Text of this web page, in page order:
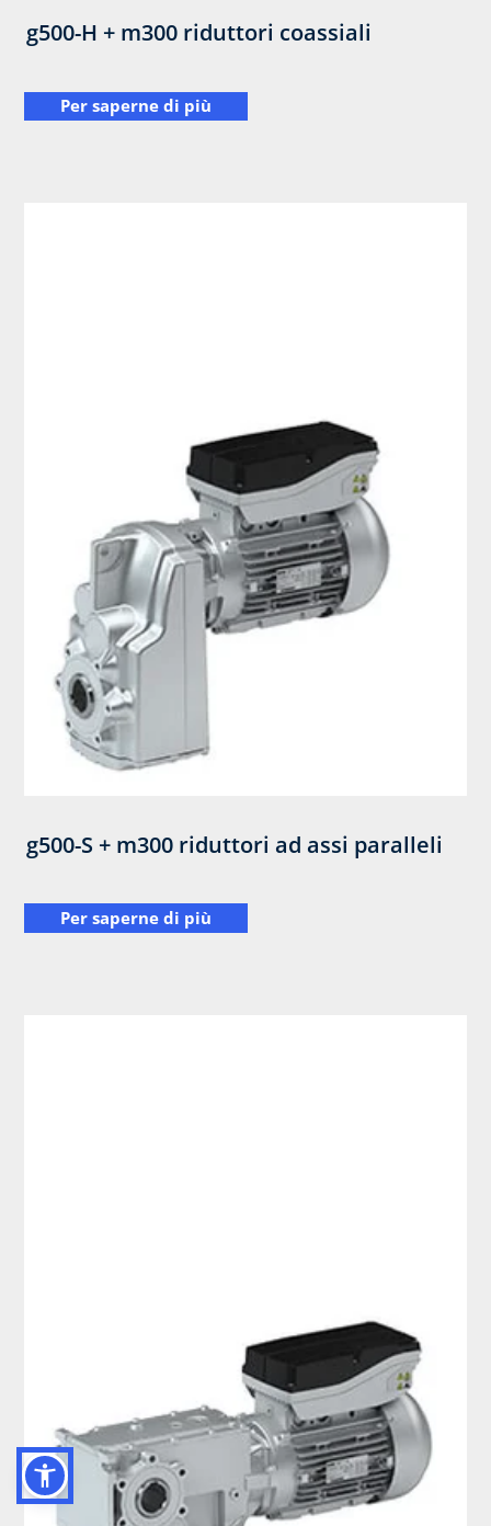
g500-H + m300 riduttori coassiali
Per saperne di più
g500-S + m300 riduttori ad assi paralleli
Per saperne di più